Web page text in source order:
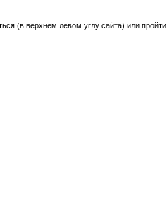
(в верхнем левом углу сайта) или пройти